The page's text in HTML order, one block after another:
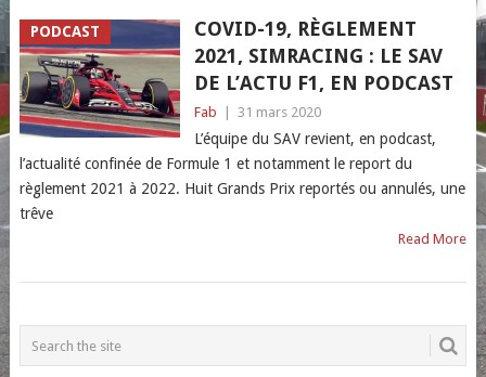
PODCAST
COVID-19, RÈGLEMENT
2021, SIMRACING : LE SAV
DE L’ACTU F1, EN PODCAST
Fab 31 mars 2020
L’équipe du SAV revient, en podcast,
l’actualité confinée de Formule 1 et notamment le report du
règlement 2021 à 2022. Huit Grands Prix reportés ou annulés, une
trêve
Read More
POSTS
NAVIGATION